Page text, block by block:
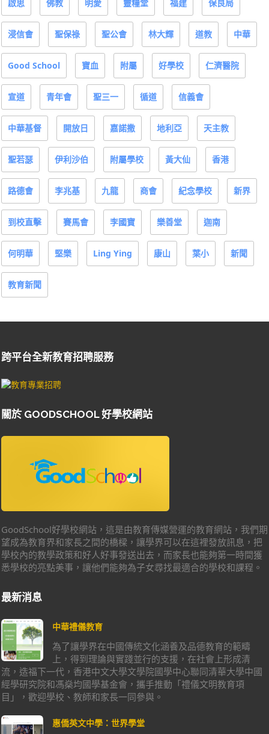
啟思 佛教 明愛 靈糧堂 福建 保良局
浸信會 聖保祿 聖公會 林大輝 道教 中華
Good School 寶血 附屬 好學校 仁濟醫院
宣道 青年會 聖三一 循道 信義會
中華基督 開放日 嘉諾撒 地利亞 天主教
聖若瑟 伊利沙伯 附屬學校 黃大仙 香港
路德會 李兆基 九龍 商會 紀念學校 新界
到校直擊 賽馬會 李國寶 樂善堂 迦南
何明華 堅樂 Ling Ying 康山 葉小 新聞
教育新聞
跨平台全新教育招聘服務
關於 GOODSCHOOL 好學校網站
GoodSchool好學校網站，這是由教育傳媒營運的教育網站，我們期
望成為教育界和家長之間的橋樑，讓學界可以在這裡發放訊息，把
學校內的教學政策和好人好事發送出去，而家長也能夠第一時間獲
悉學校的亮點美事，讓他們能夠為子女尋找最適合的學校和課程。
最新消息
中華禮儀教育
為了讓學界在中國傳統文化涵養及品德教育的範疇
上，得到理論與實踐並行的支援，在社會上形成清
流，造福下一代，香港中文大學文學院國學中心聯同清華大學中國
經學研究院和馮燊均國學基金會，攜手推動「禮儀文明教育項
目」，歡迎學校、教師和家長一同參與。
惠僑英文中學：世界學堂